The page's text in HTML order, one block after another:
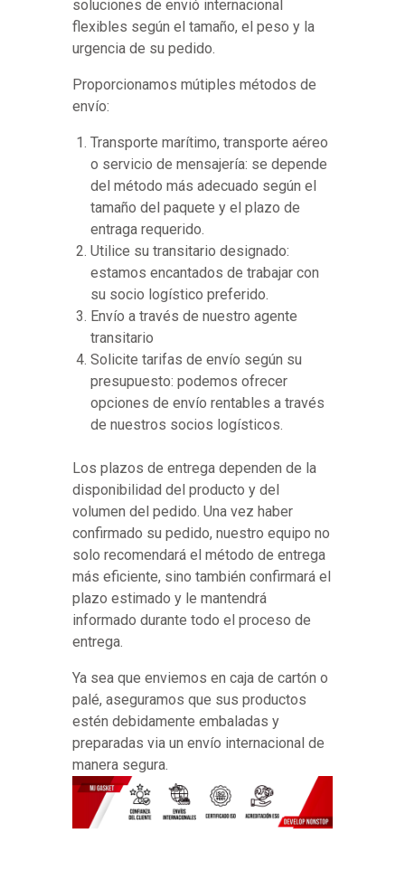
soluciones de envió internacional
flexibles según el tamaño, el peso y la
urgencia de su pedido.
Proporcionamos mútiples métodos de
envío:
Transporte marítimo, transporte aéreo
o servicio de mensajería: se depende
del método más adecuado según el
tamaño del paquete y el plazo de
entraga requerido.
Utilice su transitario designado:
estamos encantados de trabajar con
su socio logístico preferido.
Envío a través de nuestro agente
transitario
Solicite tarifas de envío según su
presupuesto: podemos ofrecer
opciones de envío rentables a través
de nuestros socios logísticos.
Los plazos de entrega dependen de la
disponibilidad del producto y del
volumen del pedido. Una vez haber
confirmado su pedido, nuestro equipo no
solo recomendará el método de entrega
más eficiente, sino también confirmará el
plazo estimado y le mantendrá
informado durante todo el proceso de
entrega.
Ya sea que enviemos en caja de cartón o
palé, aseguramos que sus productos
estén debidamente embaladas y
preparadas via un envío internacional de
manera segura.